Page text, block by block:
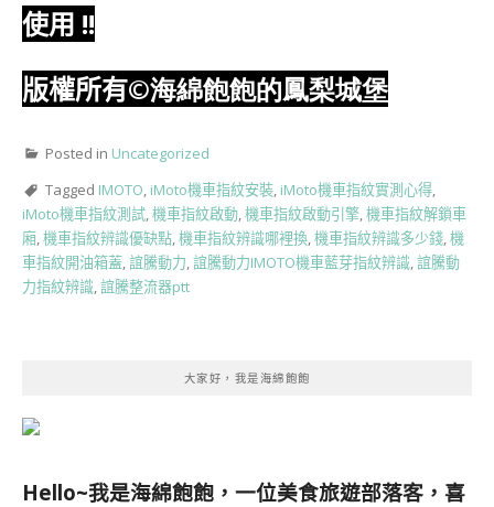
使用 !!
版權所有©海綿飽飽的鳳梨城堡
Posted in Uncategorized
Tagged IMOTO, iMoto機車指紋安裝, iMoto機車指紋實測心得,
iMoto機車指紋測試,機車指紋啟動,機車指紋啟動引擎,機車指紋解鎖車
廂,機車指紋辨識優缺點,機車指紋辨識哪裡換,機車指紋辨識多少錢,機
車指紋開油箱蓋,誼騰動力,誼騰動力IMOTO機車藍芽指紋辨識,誼騰動
力指紋辨識,誼騰整流器ptt
大家好，我是海綿飽飽
Hello~我是海綿飽飽，一位美食旅遊部落客， 喜